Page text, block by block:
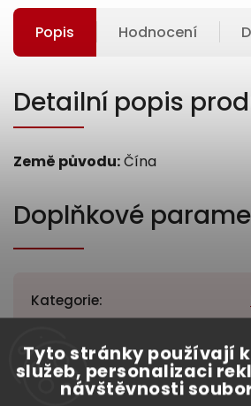
Tyto stránky používají
služeb, personalizaci
návštěvnosti
Popis Hodnocení
Detailní popis
Země původu:Čína
Doplňkové
Kategorie:
EAN: